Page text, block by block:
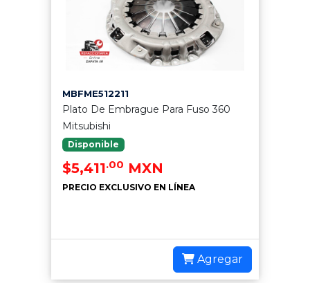
MBFME512211
Plato De Embrague Para Fuso 360
Mitsubishi
Disponible
$5,411.00 MXN
PRECIO EXCLUSIVO EN LÍNEA
Agregar